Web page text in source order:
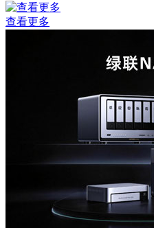
查看更多